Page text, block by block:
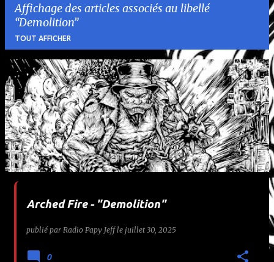
Affichage des articles associés au libellé
Demolition
TOUT AFFICHER
A
r
c
Arched Fire - "Demolition"
publié par Radio Papy Jeff le juillet 30, 2025
0